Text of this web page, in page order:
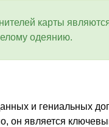
карты
одеянию.
и гениальных
он является